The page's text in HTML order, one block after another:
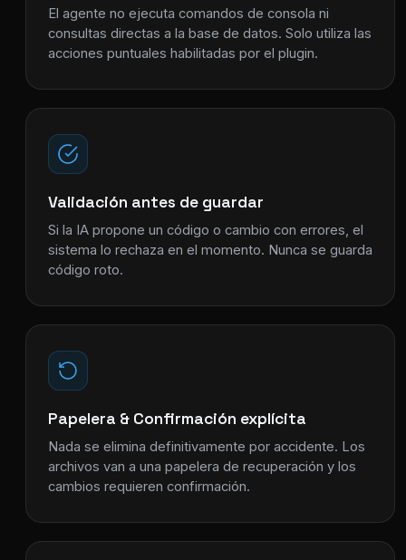
El agente no ejecuta comandos de consola ni
consultas directas a la base de datos. Solo utiliza las
acciones puntuales habilitadas por el plugin.
Validación antes de guardar
Si la IA propone un código o cambio con errores, el
sistema lo rechaza en el momento. Nunca se guarda
código roto.
Papelera & Confirmación explícita
Nada se elimina definitivamente por accidente. Los
archivos van a una papelera de recuperación y los
cambios requieren confirmación.